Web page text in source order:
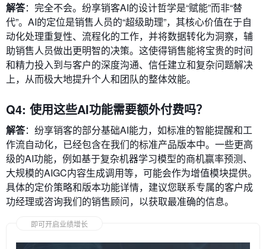
解答：完全不会。纷享销客AI的设计哲学是“赋能”而非“替
代”。AI的定位是销售人员的“超级助理”，其核心价值在于自
动化处理重复性、流程化的工作，并将数据转化为洞察，辅
助销售人员做出更明智的决策。这使得销售能将宝贵的时间
和精力投入到与客户的深度沟通、信任建立和复杂问题解决
上，从而极大地提升个人和团队的整体效能。
Q4: 使用这些AI功能需要额外付费吗？
解答：纷享销客的部分基础AI能力，如标准的智能提醒和工
作流自动化，已经包含在我们的标准产品版本中。一些更高
级的AI功能，例如基于复杂机器学习模型的商机赢率预测、
大规模的AIGC内容生成调用等，可能会作为增值模块提供。
具体的定价策略和版本功能详情，建议您联系专属的客户成
功经理或咨询我们的销售顾问，以获取最准确的信息。
即可开启业绩增长